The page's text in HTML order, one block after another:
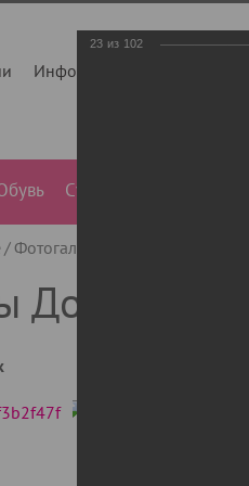
Инфо
Сумки
Фотогалерея
Дог Бутик
23 из 102